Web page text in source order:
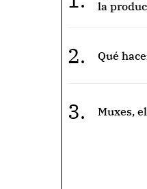
la
2. Qué
3. Muxes,